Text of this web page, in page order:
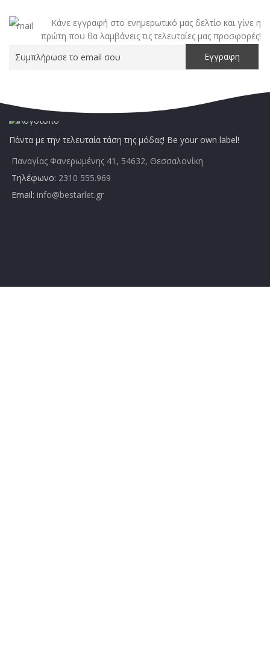
Κάνε εγγραφή στο ενημερωτικό μας δελτίο και γίνε η
πρώτη που θα λαμβάνεις τις τελευταίες μας προσφορές!
Πάντα με την τελευταία τάση της μόδας! Be your own label!
Παναγίας Φανερωμένης 41, 54632, Θεσσαλονίκη
Τηλέφωνο: 2310 555.969
Email: info@bestarlet.gr